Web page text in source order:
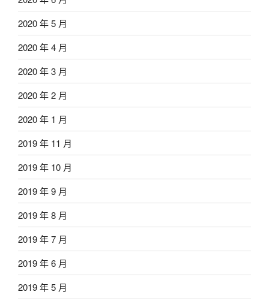
2020 年 5 月
2020 年 4 月
2020 年 3 月
2020 年 2 月
2020 年 1 月
2019 年 11 月
2019 年 10 月
2019 年 9 月
2019 年 8 月
2019 年 7 月
2019 年 6 月
2019 年 5 月